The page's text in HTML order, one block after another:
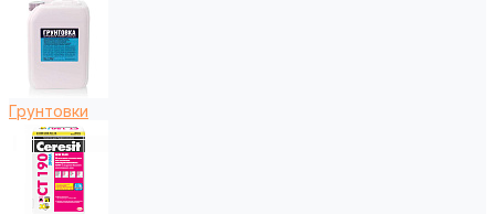
Грунтовки